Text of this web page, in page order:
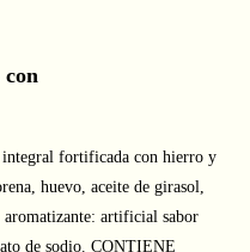
con
integral fortificada con hierro y
huevo, aceite de girasol,
artificial sabor
de sodio. CONTIENE